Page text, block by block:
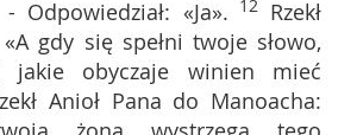
Odpowiedział: «Ja». 12 Rzekł
gdy się spełni twoje słowo,
jakie obyczaje winien mieć
Anioł Pana do Manoacha: